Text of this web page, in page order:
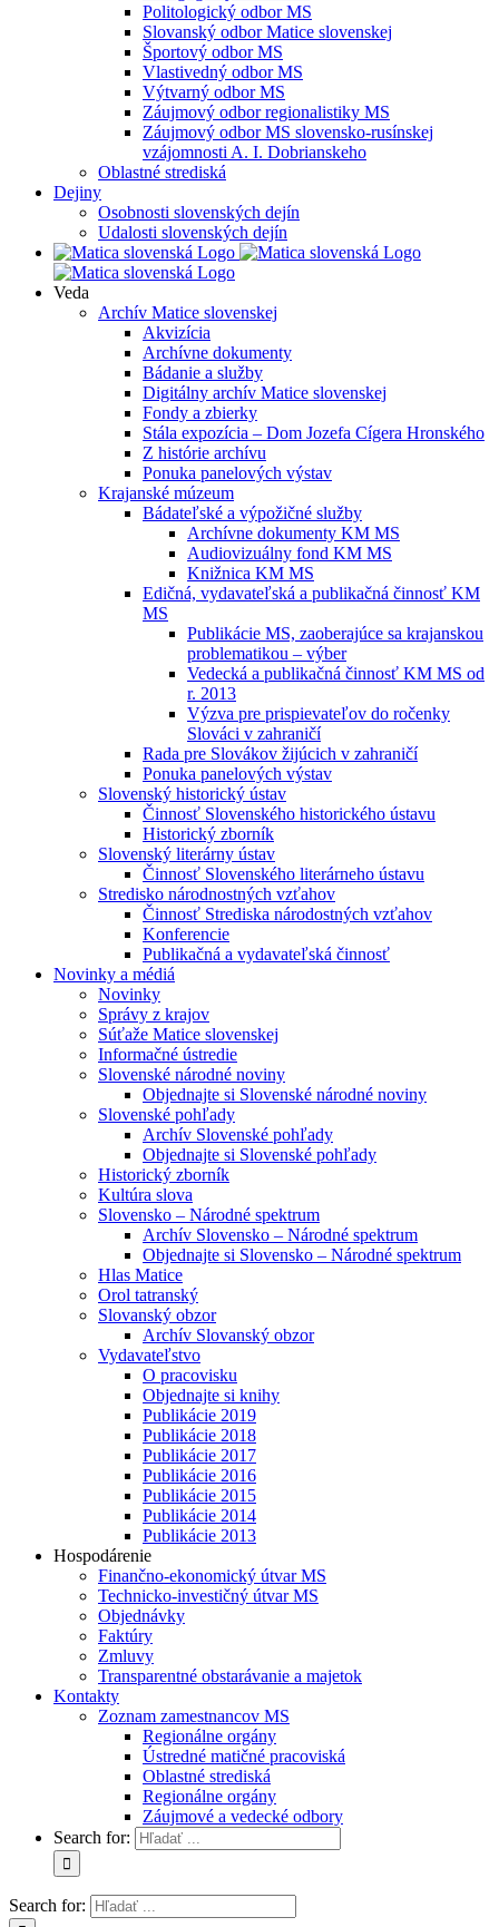
Politologický odbor MS
Slovanský odbor Matice slovenskej
Športový odbor MS
Vlastivedný odbor MS
Výtvarný odbor MS
Záujmový odbor regionalistiky MS
Záujmový odbor MS slovensko-rusínskej
vzájomnosti A. I. Dobrianskeho
Oblastné strediská
Dejiny
Osobnosti slovenských dejín
Udalosti slovenských dejín
Veda
Archív Matice slovenskej
Akvizícia
Archívne dokumenty
Bádanie a služby
Digitálny archív Matice slovenskej
Fondy a zbierky
Stála expozícia – Dom Jozefa Cígera Hronského
Z histórie archívu
Ponuka panelových výstav
Krajanské múzeum
Bádateľské a výpožičné služby
Archívne dokumenty KM MS
Audiovizuálny fond KM MS
Knižnica KM MS
Edičná, vydavateľská a publikačná činnosť KM
MS
Publikácie MS, zaoberajúce sa krajanskou
problematikou – výber
Vedecká a publikačná činnosť KM MS od
r. 2013
Výzva pre prispievateľov do ročenky
Slováci v zahraničí
Rada pre Slovákov žijúcich v zahraničí
Ponuka panelových výstav
Slovenský historický ústav
Činnosť Slovenského historického ústavu
Historický zborník
Slovenský literárny ústav
Činnosť Slovenského literárneho ústavu
Stredisko národnostných vzťahov
Činnosť Strediska národostných vzťahov
Konferencie
Publikačná a vydavateľská činnosť
Novinky a médiá
Novinky
Správy z krajov
Súťaže Matice slovenskej
Informačné ústredie
Slovenské národné noviny
Objednajte si Slovenské národné noviny
Slovenské pohľady
Archív Slovenské pohľady
Objednajte si Slovenské pohľady
Historický zborník
Kultúra slova
Slovensko – Národné spektrum
Archív Slovensko – Národné spektrum
Objednajte si Slovensko – Národné spektrum
Hlas Matice
Orol tatranský
Slovanský obzor
Archív Slovanský obzor
Vydavateľstvo
O pracovisku
Objednajte si knihy
Publikácie 2019
Publikácie 2018
Publikácie 2017
Publikácie 2016
Publikácie 2015
Publikácie 2014
Publikácie 2013
Hospodárenie
Finančno-ekonomický útvar MS
Technicko-investičný útvar MS
Objednávky
Faktúry
Zmluvy
Transparentné obstarávanie a majetok
Kontakty
Zoznam zamestnancov MS
Regionálne orgány
Ústredné matičné pracoviská
Oblastné strediská
Regionálne orgány
Záujmové a vedecké odbory
Search for:
Search for: